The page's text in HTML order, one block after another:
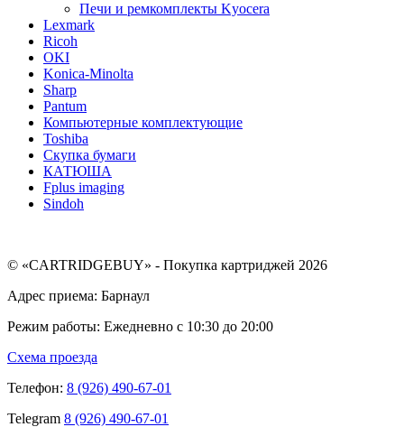
Печи и ремкомплекты Kyocera
Lexmark
Ricoh
OKI
Konica-Minolta
Sharp
Pantum
Компьютерные комплектующие
Toshiba
Скупка бумаги
КАТЮША
Fplus imaging
Sindoh
© «CARTRIDGEBUY» - Покупка картриджей 2026
Адрес приема: Барнаул
Режим работы: Ежедневно с 10:30 до 20:00
Схема проезда
Телефон: 8 (926) 490-67-01
Telegram 8 (926) 490-67-01